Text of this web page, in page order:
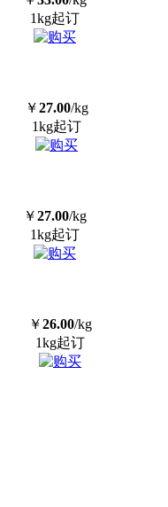
1kg起订
￥27.00/kg
1kg起订
￥27.00/kg
1kg起订
￥26.00/kg
1kg起订